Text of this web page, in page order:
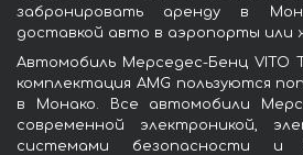
забронировать аренду в
доставкой авто в аэропорты или
Автомобиль Мерседес-Бенц VITO
комплектация AMG пользуются
в Монако. Все автомобили
современной электроникой,
системами безопасности и